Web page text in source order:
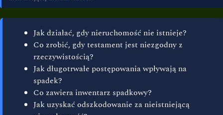
Jak działać, gdy nieruchomość nie istnieje?
Co zrobić, gdy testament jest niezgodny z
rzeczywistością?
Jak długotrwałe postępowania wpływają na
spadek?
Co zawiera inwentarz spadkowy?
Jak uzyskać odszkodowanie za nieistniejącą